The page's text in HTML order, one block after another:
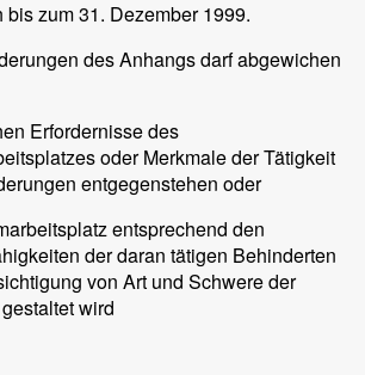
zum 31. Dezember 1999.
des Anhangs darf abgewichen
Erfordernisse des
oder Merkmale der Tätigkeit
entgegenstehen oder
entsprechend den
der daran tätigen Behinderten
von Art und Schwere der
wird